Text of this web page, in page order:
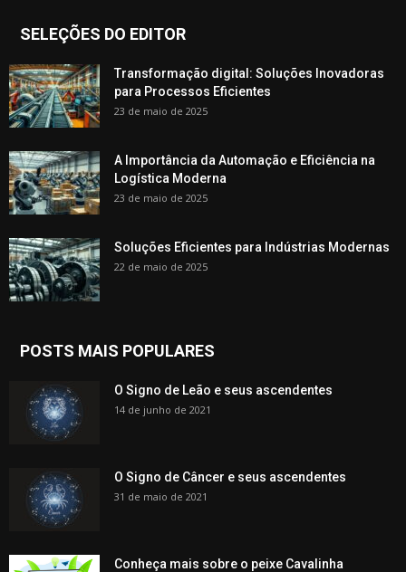
SELEÇÕES DO EDITOR
Transformação digital: Soluções Inovadoras
para Processos Eficientes
23 de maio de 2025
A Importância da Automação e Eficiência na
Logística Moderna
23 de maio de 2025
Soluções Eficientes para Indústrias Modernas
22 de maio de 2025
POSTS MAIS POPULARES
O Signo de Leão e seus ascendentes
14 de junho de 2021
O Signo de Câncer e seus ascendentes
31 de maio de 2021
Conheça mais sobre o peixe Cavalinha